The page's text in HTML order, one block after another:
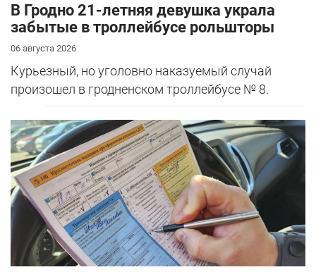
В Гродно 21-летняя девушка украла
забытые в троллейбусе рольшторы
06 августа 2026
Курьезный, но уголовно наказуемый случай
произошел в гродненском троллейбусе № 8.